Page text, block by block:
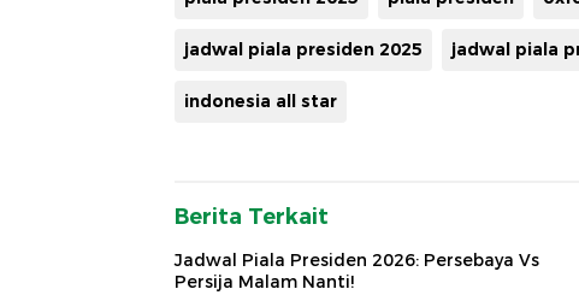
jadwal piala presiden 2025 jadwal piala
indonesia all star
Berita Terkait
Jadwal Piala Presiden 2026: Persebaya Vs
Persija Malam Nanti!